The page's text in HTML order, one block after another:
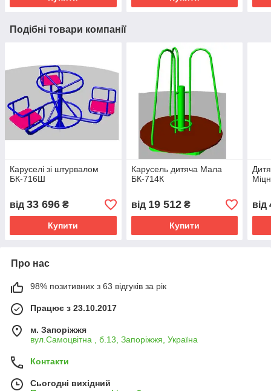
Подібні товари компанії
Каруселі зі штурвалом
БК-716Ш
від 33 696 ₴
Купити
Карусель дитяча Мала
БК-714К
від 19 512₴
Купити
від
Про нас
98% позитивних з 63 відгуків за рік
Працює з 23.10.2017
м. Запоріжжя
вул.Самоцвітна , б.13, Запоріжжя, Україна
Контакти
Сьогодні вихідний